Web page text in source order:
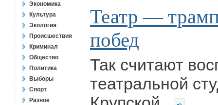
Экономика
Культура
Экология
Происшествия
Криминал
Общество
Политика
Выборы
Спорт
Разное
Театр —
побед
Так считают
театральной